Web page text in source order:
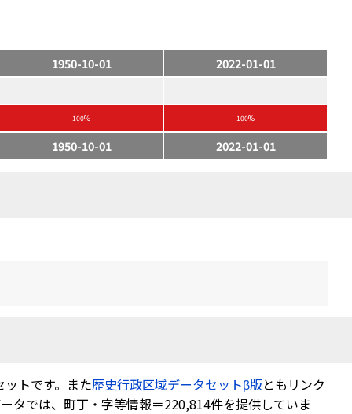
1950-10-01 2022-01-01
100% 100%
1950-10-01 2022-01-01
トです。また歴史行政区域データセットβ版ともリンク
タでは、町丁・字等情報＝220,814件を提供していま